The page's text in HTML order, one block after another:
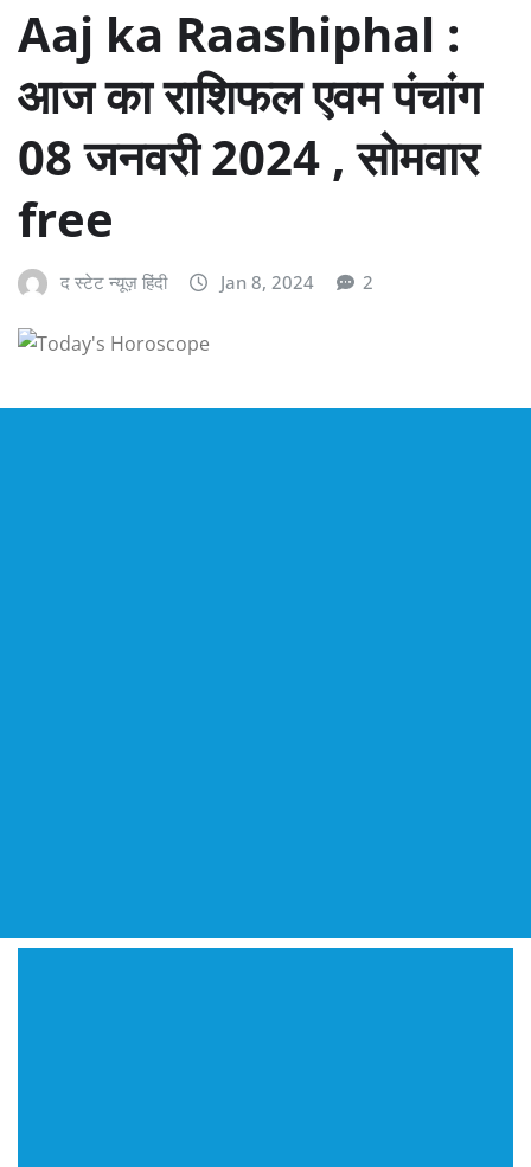
Aaj ka Raashiphal :
आज का राशिफल एवम पंचांग
08 जनवरी 2024 , सोमवार
free
द स्टेट न्यूज़ हिंदी Jan 8, 2024 2